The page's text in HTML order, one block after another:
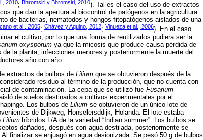
2010; Bhromsiri y Bhromsiri, 2010). Tal es el caso del uso de extractos
que dan la apertura al biocontrol de patógenos en la agricultura
de bacterias, nematodos y hongos fitopatógenos aislados de una
et al., 2005; Chávez y Aquino, 2012; Vinueza et al., 2006). En el caso
el cultivo, por lo que una forma de reutilizarlos pudiera ser la
oxysporum ya que la micosis que produce causa pérdida de
la planta, infecciones menores y posteriormente la muerte del
año con año.
extractos de bulbos de Lilium que se obtuvieron después de la
residuo al término de la producción, que no cuenta con
de contaminación. La cepa que se utilizó fue Fusarium
de suelos destinados a cultivos experimentales por el
Los bulbos de Lilium se obtuvieron de un único lote de
de Dijkweg, Honselersddijk, Holanda. El lote estaba
Lilium híbridos L/A de la variedad “Indian summer”. Los bulbos se
dañados, después con agua destilada, posteriormente se
finalizar se enjuagó en agua desionizada. Se pesó 50 g de bulbos